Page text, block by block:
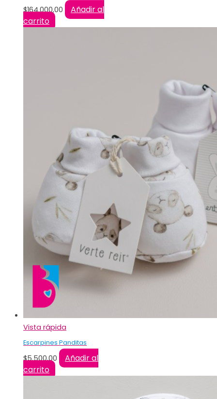
$164.000,00
Añadir al
carrito
Vista rápida
Escarpines Panditas
$5.500,00
Añadir al
carrito